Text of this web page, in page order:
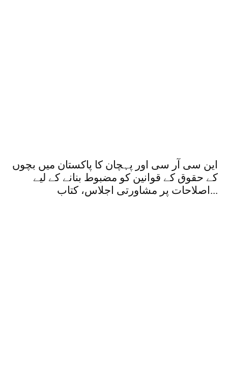
این سی آر سی اور پہچان کا پاکستان میں بچوں
کے حقوق کے قوانین کو مضبوط بنانے کے لیے
اصلاحات پر مشاورتی اجلاس، کتاب...